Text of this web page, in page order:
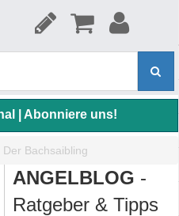
| Abonniere uns!
Der Bachsaibling
ANGELBLOG -
Ratgeber & Tipps